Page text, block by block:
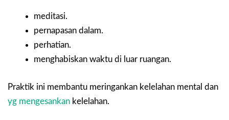
meditasi.
pernapasan dalam.
perhatian.
menghabiskan waktu di luar ruangan.
Praktik ini membantu meringankan kelelahan mental dan
yg mengesankan kelelahan.